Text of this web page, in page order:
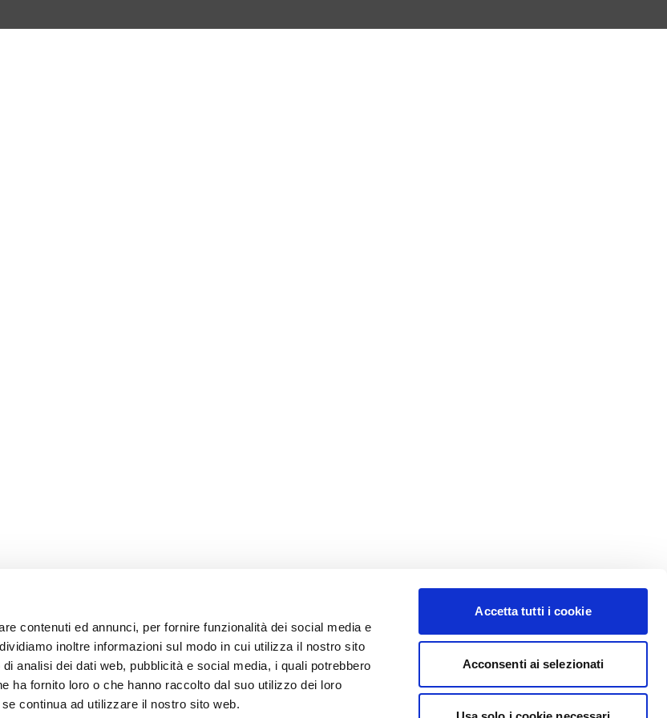
contenuti ed annunci, per fornire funzionalità dei social media e
inoltre informazioni sul modo in cui utilizza il nostro sito
analisi dei dati web, pubblicità e social media, i quali potrebbero
ha fornito loro o che hanno raccolto dal suo utilizzo dei loro
continua ad utilizzare il nostro sito web.
Accetta tutti i cookie
Acconsenti ai selezionati